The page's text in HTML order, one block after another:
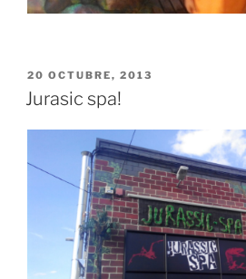
PUBLICADO
EL
20 OCTUBRE, 2013
Jurasic spa!